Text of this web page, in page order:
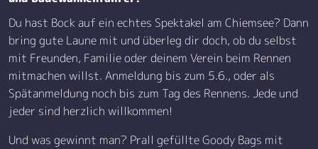
Du hast Bock auf ein echtes Spektakel am Chiemsee? Dann
bring gute Laune mit und überleg dir doch, ob du selbst
mit Freunden, Familie oder deinem Verein beim Rennen
mitmachen willst. Anmeldung bis zum 5.6., oder als
Spätanmeldung noch bis zum Tag des Rennens. Jede und
jeder sind herzlich willkommen!
Und was gewinnt man? Prall gefüllte Goody Bags mit